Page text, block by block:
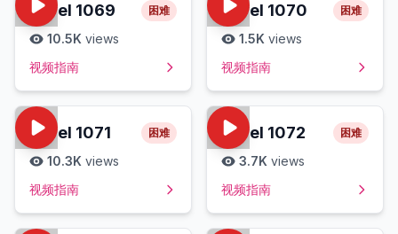
Level 1069 困难
10.5K views
视频指南
Level 1070 困难
1.5K views
视频指南
Level 1071 困难
10.3K views
视频指南
Level 1072 困难
3.7K views
视频指南